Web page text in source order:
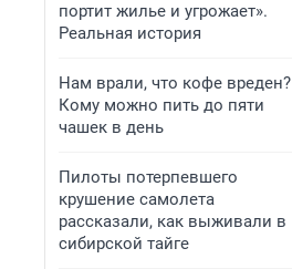
портит жилье и угрожает».
Реальная история
Нам врали, что кофе вреден?
Кому можно пить до пяти
чашек в день
Пилоты потерпевшего
крушение самолета
рассказали, как выживали в
сибирской тайге